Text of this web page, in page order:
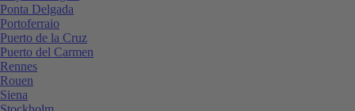
Ponta Delgada
Portoferraio
Puerto de la Cruz
Puerto del Carmen
Rennes
Rouen
Siena